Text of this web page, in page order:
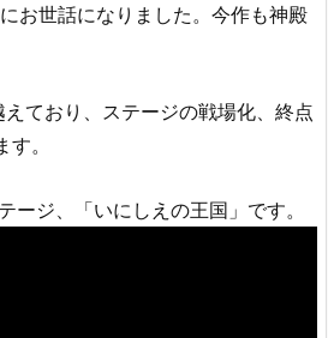
お世話になりました。今作も神殿
ており、ステージの戦場化、終点
。
ージ、「いにしえの王国」です。